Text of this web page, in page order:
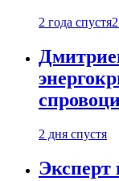
2 года спустя
2 дня спустя
Эксперт